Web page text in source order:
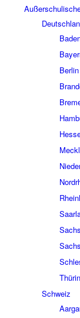
Berlin
Schweiz